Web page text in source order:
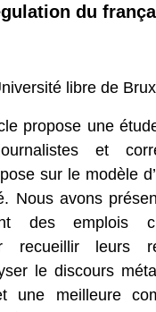
du
libre de
propose une
et
sur le modèle
Nous avons
des emplois
recueillir leurs
le discours
une meilleure